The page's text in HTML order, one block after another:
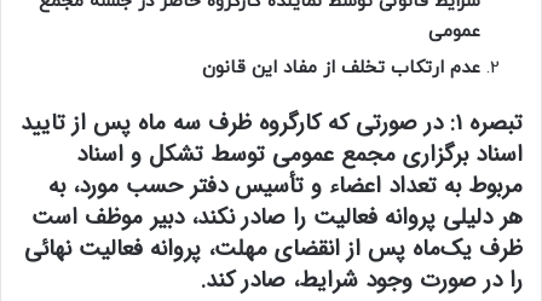
عمومی
عدم ارتکاب تخلف از مفاد این قانون
تبصره 1:
در صورتی که کارگروه ظرف سه ماه پس از تایید
اسناد برگزاری مجمع عمومی توسط تشکل و اسناد
مربوط به تعداد اعضاء و تأسیس دفتر حسب مورد، به
هر دلیلی پروانه فعالیت را صادر نکند، دبیر موظف است
ظرف یک‌ماه پس از انقضای مهلت، پروانه فعالیت نهائی
را در صورت وجود شرایط، صادر کند.